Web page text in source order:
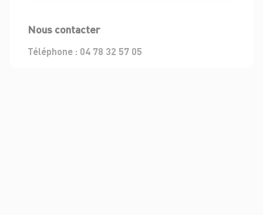
Nous contacter
Téléphone : 04 78 32 57 05